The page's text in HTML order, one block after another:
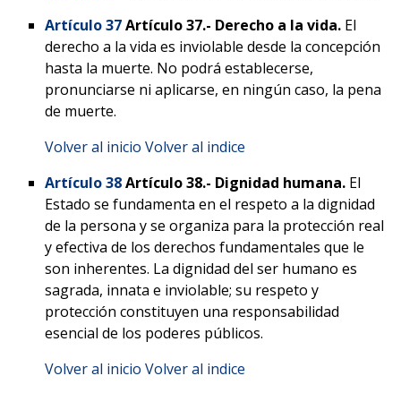
Artículo 37Artículo 37.- Derecho a la vida. El
derecho a la vida es inviolable desde la concepción
hasta la muerte. No podrá establecerse,
pronunciarse ni aplicarse, en ningún caso, la pena
de muerte.
Volver al inicio Volver al indice
Artículo 38Artículo 38.- Dignidad humana. El
Estado se fundamenta en el respeto a la dignidad
de la persona y se organiza para la protección real
y efectiva de los derechos fundamentales que le
son inherentes. La dignidad del ser humano es
sagrada, innata e inviolable; su respeto y
protección constituyen una responsabilidad
esencial de los poderes públicos.
Volver al inicio Volver al indice